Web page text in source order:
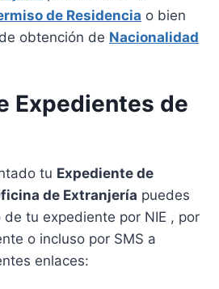
de Residencia o bien
obtención de Nacionalidad
Expedientes de
tu Expediente de
de Extranjería puedes
tu expediente por NIE , por
o incluso por SMS a
enlaces: